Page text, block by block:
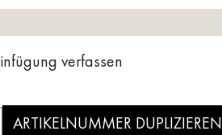
verfassen
ARTIKELNUMMER DUPLIZIEREN